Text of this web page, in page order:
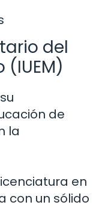
del
(IUEM)
de
la
en
con un sólido